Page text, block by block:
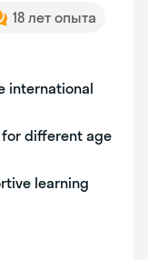
18 лет опыта
international
for different age
learning